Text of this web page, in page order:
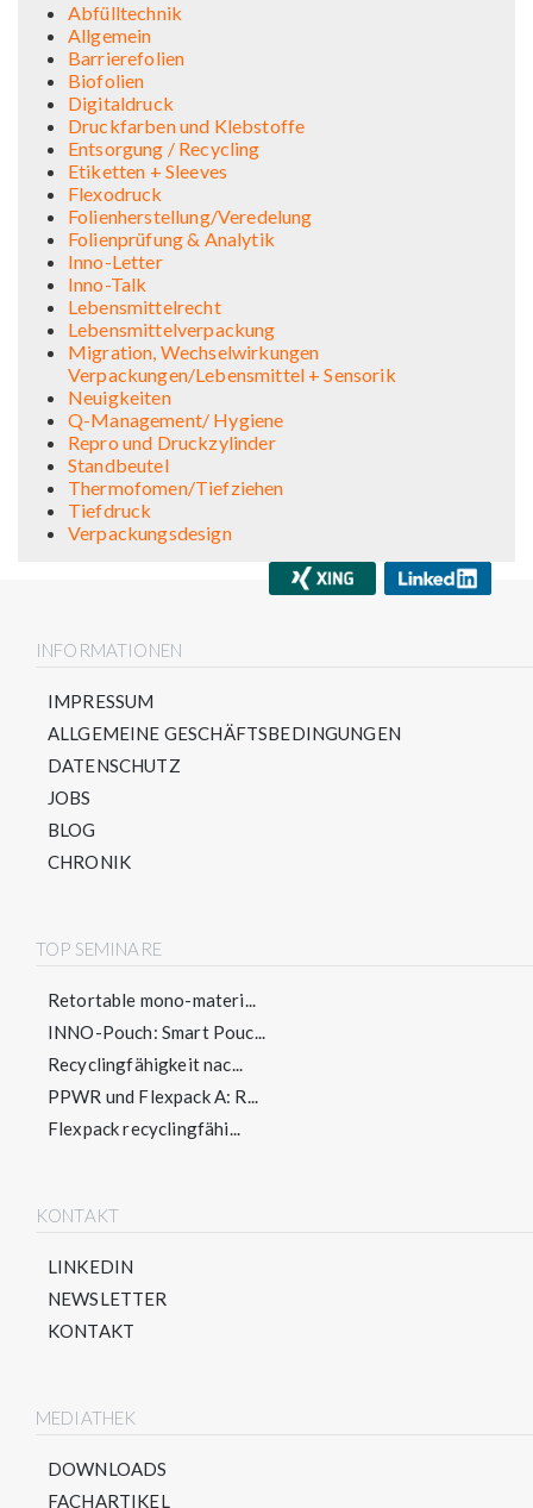
Abfülltechnik
Allgemein
Barrierefolien
Biofolien
Digitaldruck
Druckfarben und Klebstoffe
Entsorgung / Recycling
Etiketten + Sleeves
Flexodruck
Folienherstellung/Veredelung
Folienprüfung & Analytik
Inno-Letter
Inno-Talk
Lebensmittelrecht
Lebensmittelverpackung
Migration, Wechselwirkungen
Verpackungen/Lebensmittel + Sensorik
Neuigkeiten
Q-Management/ Hygiene
Repro und Druckzylinder
Standbeutel
Thermofomen/Tiefziehen
Tiefdruck
Verpackungsdesign
INFORMATIONEN
IMPRESSUM
ALLGEMEINE GESCHÄFTSBEDINGUNGEN
DATENSCHUTZ
JOBS
BLOG
CHRONIK
TOP SEMINARE
Retortable mono-materi...
INNO-Pouch: Smart Pouc...
Recyclingfähigkeit nac...
PPWR und Flexpack A: R...
Flexpack recyclingfähi...
KONTAKT
LINKEDIN
NEWSLETTER
KONTAKT
MEDIATHEK
DOWNLOADS
FACHARTIKEL